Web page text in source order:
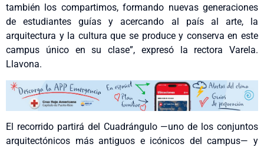
también los compartimos, formando nuevas generaciones
de estudiantes guías y acercando al país al arte, la
arquitectura y la cultura que se produce y conserva en este
campus único en su clase”, expresó la rectora Varela.
Llavona.
El recorrido partirá del Cuadrángulo —uno de los conjuntos
arquitectónicos más antiguos e icónicos del campus— y